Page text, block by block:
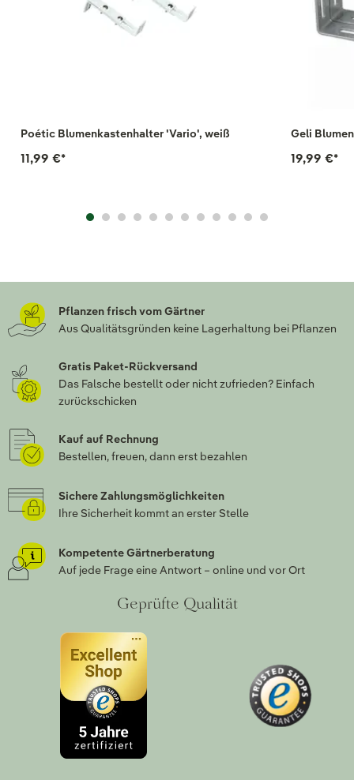
Poétic Blumenkastenhalter 'Vario', weiß
11,99 €*
Geli
19,99 €*
Pflanzen frisch vom Gärtner
Aus Qualitätsgründen keine Lagerhaltung bei Pflanzen
Gratis Paket-Rückversand
Das Falsche bestellt oder nicht zufrieden? Einfach
zurückschicken
Kauf auf Rechnung
Bestellen, freuen, dann erst bezahlen
Sichere Zahlungsmöglichkeiten
Ihre Sicherheit kommt an erster Stelle
Kompetente Gärtnerberatung
Auf jede Frage eine Antwort – online und vor Ort
Geprüfte Qualität